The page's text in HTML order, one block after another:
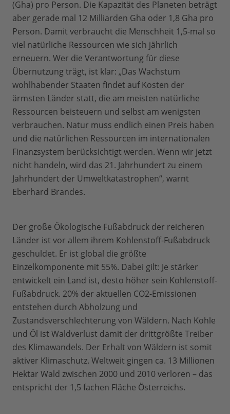
(Gha) pro Person. Die Kapazität des Planeten beträgt
aber gerade mal 12 Milliarden Gha oder 1,8 Gha pro
Person. Damit verbraucht die Menschheit 1,5-mal so
viel natürliche Ressourcen wie sich jährlich
erneuern. Wer die Verantwortung für diese
Übernutzung trägt, ist klar: „Das Wachstum
wohlhabender Staaten findet auf Kosten der
ärmsten Länder statt, die am meisten natürliche
Ressourcen beisteuern und selbst am wenigsten
verbrauchen. Natur muss endlich einen Preis haben
und die natürlichen Ressourcen im internationalen
Finanzsystem berücksichtigt werden. Wenn wir jetzt
nicht handeln, wird das 21. Jahrhundert zu einem
Jahrhundert der Umweltkatastrophen“, warnt
Eberhard Brandes.
Der große Ökologische Fußabdruck der reicheren
Länder ist vor allem ihrem Kohlenstoff-Fußabdruck
geschuldet. Er ist global die größte
Einzelkomponente mit 55%. Dabei gilt: Je stärker
entwickelt ein Land ist, desto höher sein Kohlenstoff-
Fußabdruck. 20% der aktuellen CO2-Emissionen
entstehen durch Abholzung und
Zustandsverschlechterung von Wäldern. Nach Kohle
und Öl ist Waldverlust damit der drittgrößte Treiber
des Klimawandels. Der Erhalt von Wäldern ist somit
aktiver Klimaschutz. Weltweit gingen ca. 13 Millionen
Hektar Wald zwischen 2000 und 2010 verloren – das
entspricht der 1,5 fachen Fläche Österreichs.